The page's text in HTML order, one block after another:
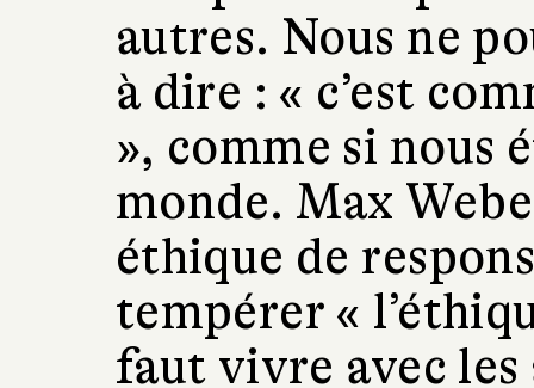
autres. Nous ne
à dire : « c’est
», comme si nous
monde. Max
éthique de
tempérer «
faut vivre avec